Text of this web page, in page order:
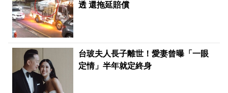
透 還拖延賠償
台玻夫人長子離世！愛妻曾曝「一眼
定情」半年就定終身